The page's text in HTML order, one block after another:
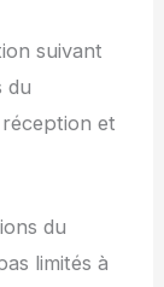
suivant
du
réception et
du
limités à